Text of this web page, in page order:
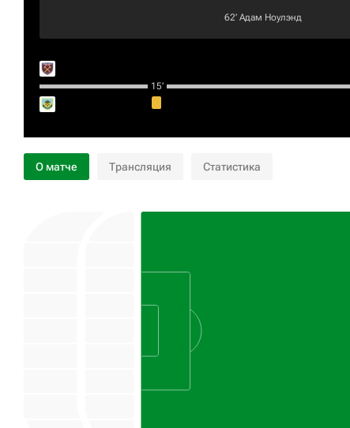
62‎’‎ Адам Ноулэнд
15‎’‎
О матче Трансляция Статистика